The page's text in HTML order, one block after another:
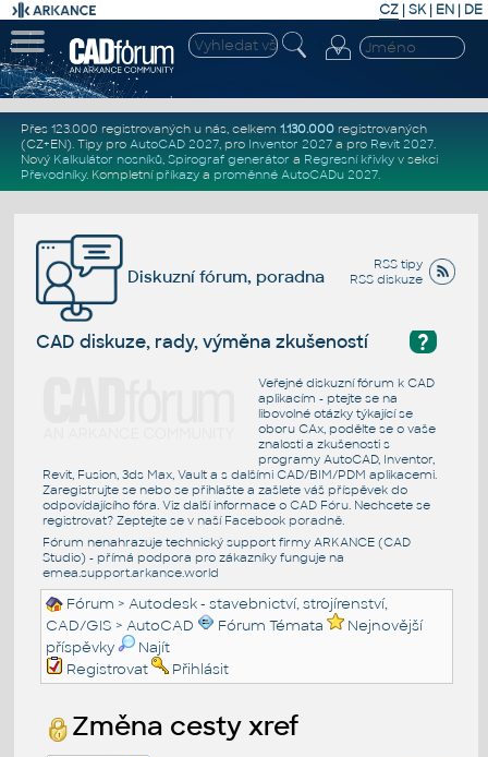
CZ | SK| EN | DE
Přes 123.000 registrovaných u nás, celkem 1.130.000registrovaných
(CZ+EN). Tipy pro AutoCAD 2027, pro Inventor 2027a pro Revit 2027.
Nový Kalkulátor nosníků, Spirograf generátor a Regresní křivkyv sekci
Převodníky. Kompletní příkazya proměnné AutoCADu 2027.
RSS tipy
RSS diskuze
Diskuzní fórum, poradna
?
CAD diskuze, rady, výměna zkušeností
Veřejné diskuzní fórum k CAD
aplikacím - ptejte se na
libovolné otázky týkající se
oboru CAx, podělte se o vaše
znalosti a zkušenosti s
programy AutoCAD, Inventor,
Revit, Fusion, 3ds Max, Vault a s dalšími CAD/BIM/PDM aplikacemi.
Zaregistrujte se nebo se přihlašte a zašlete váš příspěvek do
odpovídajícího fóra. Viz další informace o CAD Fóru. Nechcete se
registrovat? Zeptejte se v naší Facebook poradně.
Fórum nenahrazuje technický support firmy ARKANCE (CAD
Studio) - přímá podpora pro zákazníky funguje na
emea.support.arkance.world
Fórum >Autodesk - stavebnictví, strojírenství,
CAD/GIS >AutoCAD Fórum Témata
Nejnovější
příspěvky
Najít
Registrovat
Přihlásit
Změna cesty xref